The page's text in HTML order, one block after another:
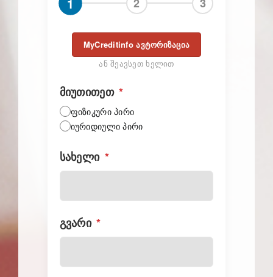
2 3
MyCreditinfo ავტორიზაცია
ან შეავსეთ ხელით
მიუთითეთ *
ფიზიკური პირი
იურიდიული პირი
სახელი *
გვარი *